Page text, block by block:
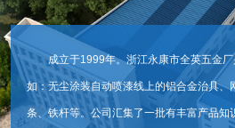
成立于1999年。浙江永康市全英五金
如：无尘涂装自动喷漆线上的铝合金治具、
条、铁杆等。公司汇集了一批有丰富产品知